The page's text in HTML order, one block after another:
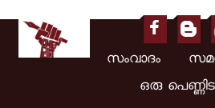
സംവാദം
ഒരു